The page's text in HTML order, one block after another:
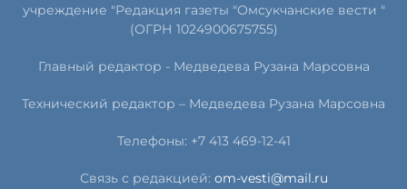
учреждение "Редакция газеты "Омсукчанские вести "
(ОГРН 1024900675755)
Главный редактор - Медведева Рузана Марсовна
Технический редактор – Медведева Рузана Марсовна
Телефоны: +7 413 469-12-41
Связь с редакцией: om-vesti@mail.ru